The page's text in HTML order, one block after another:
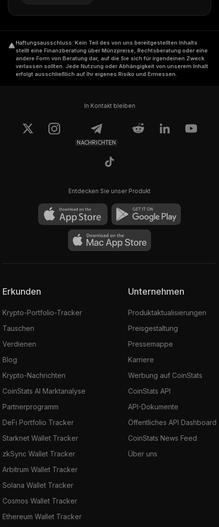
Haftungsausschluss. Kein Teil des von uns bereitgestellten Inhalts
stellt eine Finanzberatung über Münzpreise, Rechtsberatung oder eine
andere Form von Beratung dar, auf die Sie sich für irgendeinen Zweck
verlassen sollten. Jede Nutzung oder Abhängigkeit von unserem Inhalt
erfolgt ausschließlich auf Ihr eigenes Risiko und Ermessen.
In Kontakt bleiben
NACHRICHTEN
Entdecken Sie unser Produkt
Erkunden
Krypto-Portfolio-Tracker
Tauschen
Verdienen
Blog
Krypto-Nachrichten
CoinStats AI Marktanalyse
Partnerprogramm
DeFi Portfolio Tracker
Starknet Wallet Tracker
zkSync Wallet Tracker
Arbitrum Wallet Tracker
Solana Wallet Tracker
Cosmos Wallet Tracker
Ethereum Wallet Tracker
Unternehmen
Produktaktualisierungen
Preisgestaltung
Pressemappe
Karriere
Werbung auf CoinStats
CoinStats API
API-Dokumente
Öffentliches API Dashboard
CoinStats News Feed
Über uns